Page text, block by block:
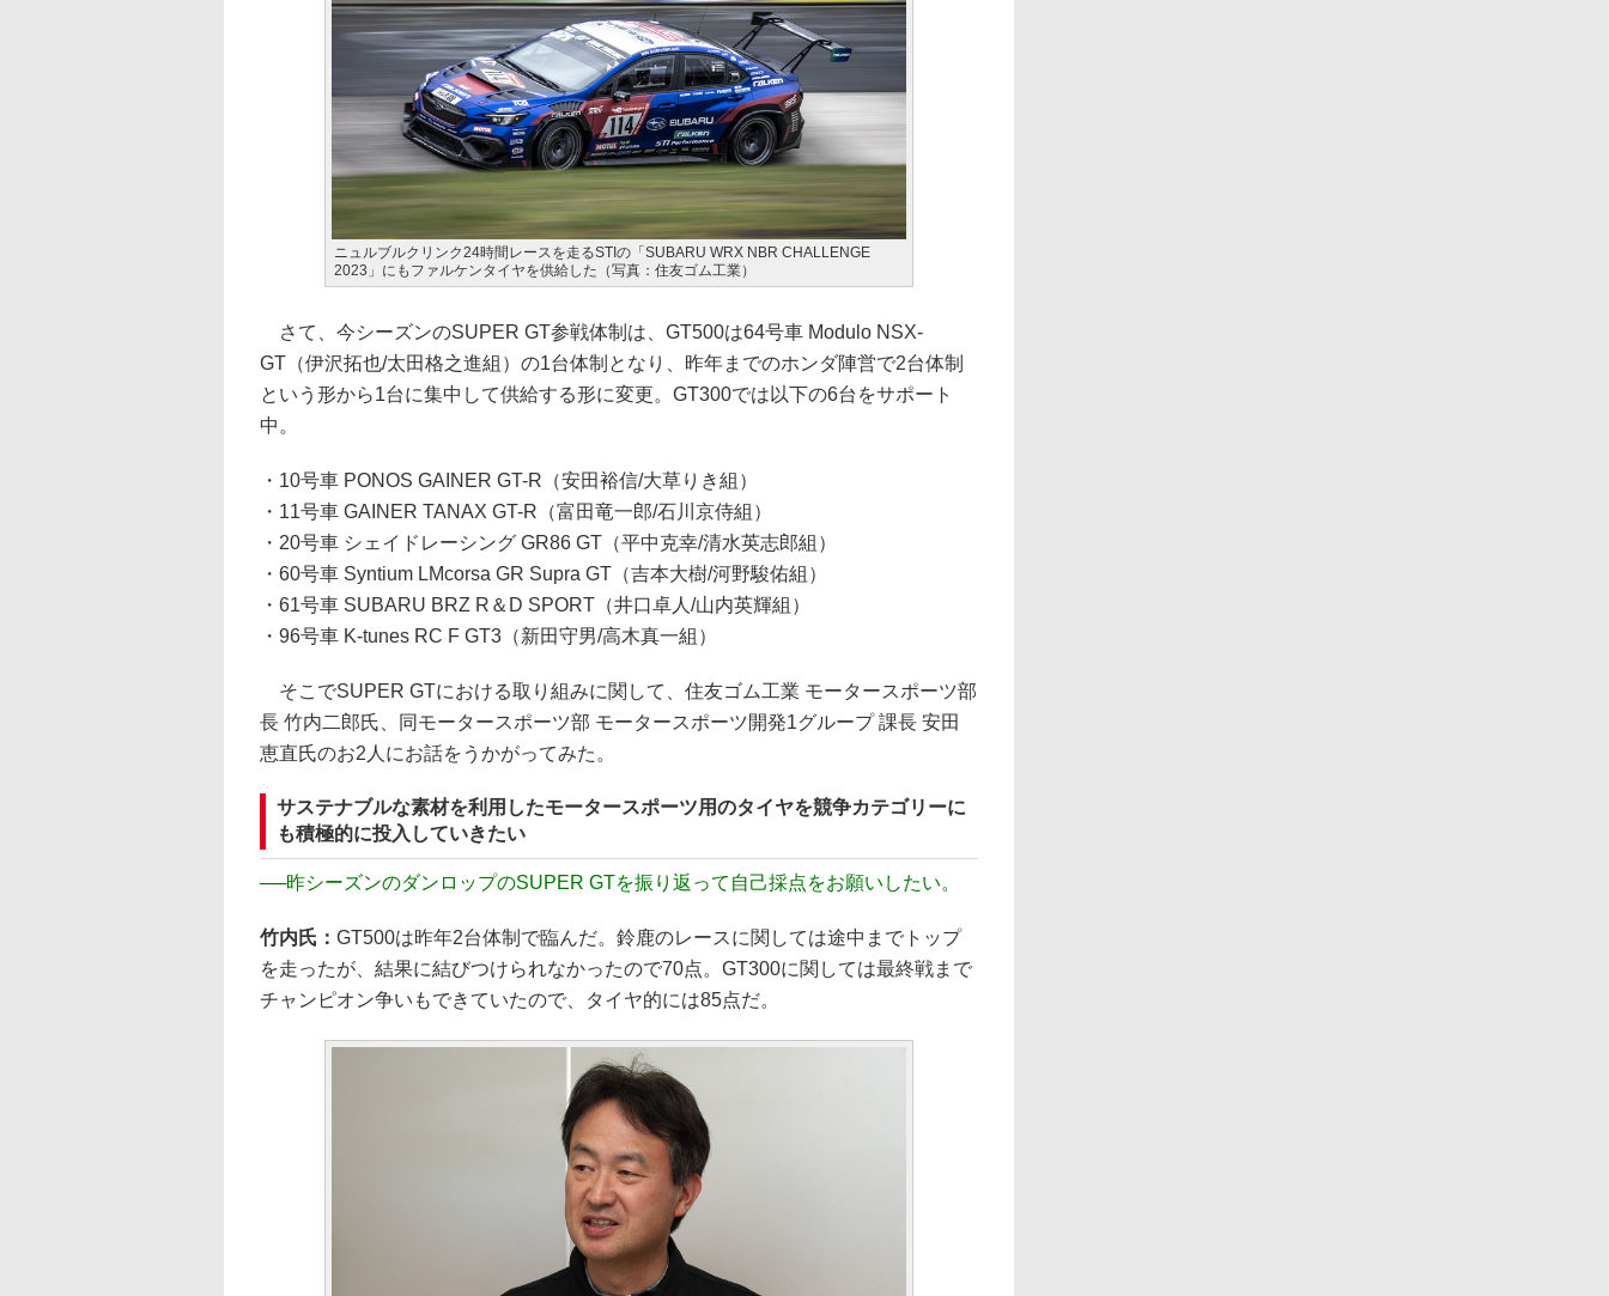
ニュルブルクリンク24時間レースを走るSTIの「SUBARU WRX NBR CHALLENGE
2023」にもファルケンタイヤを供給した（写真：住友ゴム工業）
さて、今シーズンのSUPER GT参戦体制は、GT500は64号車 Modulo NSX-
GT（伊沢拓也/太田格之進組）の1台体制となり、昨年までのホンダ陣営で2台体制
という形から1台に集中して供給する形に変更。GT300では以下の6台をサポート
中。
・10号車 PONOS GAINER GT-R（安田裕信/大草りき組）
・11号車 GAINER TANAX GT-R（富田竜一郎/石川京侍組）
・20号車 シェイドレーシング GR86 GT（平中克幸/清水英志郎組）
・60号車 Syntium LMcorsa GR Supra GT（吉本大樹/河野駿佑組）
・61号車 SUBARU BRZ R＆D SPORT（井口卓人/山内英輝組）
・96号車 K-tunes RC F GT3（新田守男/高木真一組）
そこでSUPER GTにおける取り組みに関して、住友ゴム工業 モータースポーツ部
長 竹内二郎氏、同モータースポーツ部 モータースポーツ開発1グループ 課長 安田
恵直氏のお2人にお話をうかがってみた。
サステナブルな素材を利用したモータースポーツ用のタイヤを競争カテゴリーに
も積極的に投入していきたい
──昨シーズンのダンロップのSUPER GTを振り返って自己採点をお願いしたい。
竹内氏： GT500は昨年2台体制で臨んだ。鈴鹿のレースに関しては途中までトップ
を走ったが、結果に結びつけられなかったので70点。GT300に関しては最終戦まで
チャンピオン争いもできていたので、タイヤ的には85点だ。